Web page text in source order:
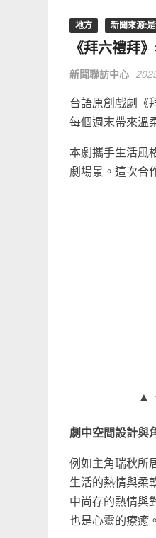
地方 新聞來源:
《拜六禮拜
新聞聯訪中心
台語原創戲劇《
每個週末帶來溫
本劇攜手生活風
劇場景。這次合
▲
劇中空間設計與
例如主角瑞秋所
生活的熱情與柔
中尚存的熱情與
也是心靈的療癒。